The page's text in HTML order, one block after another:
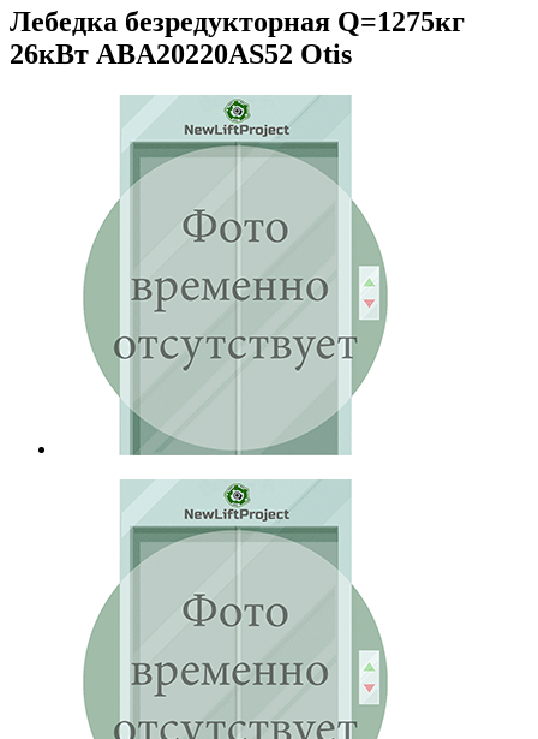
Лебедка безредукторная Q=1275кг
26кВт ABA20220AS52 Otis